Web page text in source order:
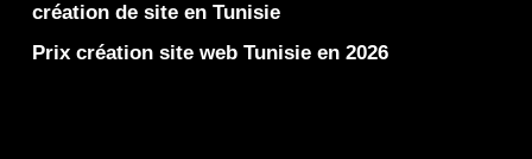
création de site en Tunisie
Prix création site web Tunisie en 2026